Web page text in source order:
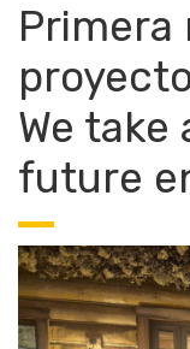
Primera
We
future